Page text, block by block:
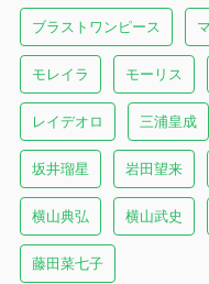
ブラストワンピース
モレイラ モーリス
レイデオロ 三浦皇成
坂井瑠星 岩田望来
横山典弘 横山武史
藤田菜七子